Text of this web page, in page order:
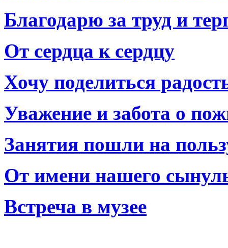
Благодарю за труд и
От сердца к сердцу
Хочу поделиться
Уважение и забота о
Занятия пошли на
От имени нашего
Встреча в музее